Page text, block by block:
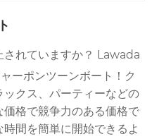
されていますか？ Lawada
ーポンツーンボート！ク
クス、パーティーなどの
格で競争力のある価格で
間を簡単に開始できるよ